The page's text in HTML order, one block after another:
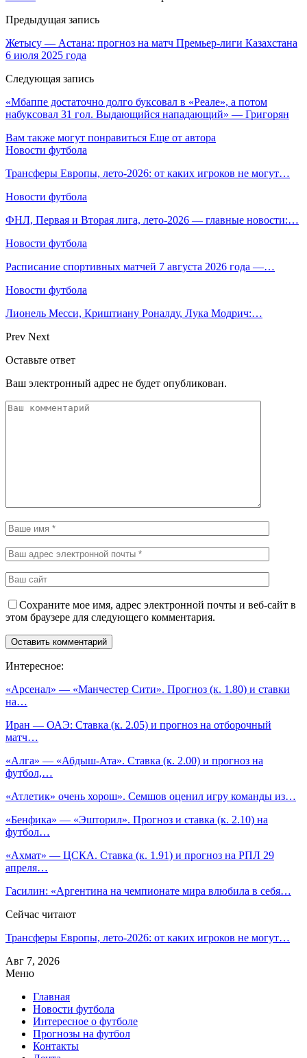
Предыдущая запись
Жетысу — Астана: прогноз на матч Премьер-лиги Казахстана
6 июля 2025 года
Следующая запись
«Мбаппе достаточно долго буксовал в «Реале», а потом
набуксовал 31 гол. Выдающийся нападающий» — Григорян
Вам также могут понравиться Еще от автора
Новости футбола
Трансферы Европы, лето-2026: от каких игроков не могут…
Новости футбола
ФНЛ, Первая и Вторая лига, лето-2026 — главные новости:…
Новости футбола
Расписание спортивных матчей 7 августа 2026 года —…
Новости футбола
Лионель Месси, Криштиану Роналду, Лука Модрич:…
Prev Next
Оставьте ответ
Ваш электронный адрес не будет опубликован.
Сохраните мое имя, адрес электронной почты и веб-сайт в
этом браузере для следующего комментария.
Интересное:
«Арсенал» — «Манчестер Сити». Прогноз (к. 1.80) и ставки
на…
Иран — ОАЭ: Ставка (к. 2.05) и прогноз на отборочный
матч…
«Алга» — «Абдыш-Ата». Ставка (к. 2.00) и прогноз на
футбол,…
«Атлетик» очень хорош». Семшов оценил игру команды из…
«Бенфика» — «Эшторил». Прогноз и ставка (к. 2.10) на
футбол…
«Ахмат» — ЦСКА. Ставка (к. 1.91) и прогноз на РПЛ 29
апреля…
Гасилин: «Аргентина на чемпионате мира влюбила в себя…
Сейчас читают
Трансферы Европы, лето-2026: от каких игроков не могут…
Авг 7, 2026
Меню
Главная
Новости футбола
Интересное о футболе
Прогнозы на футбол
Контакты